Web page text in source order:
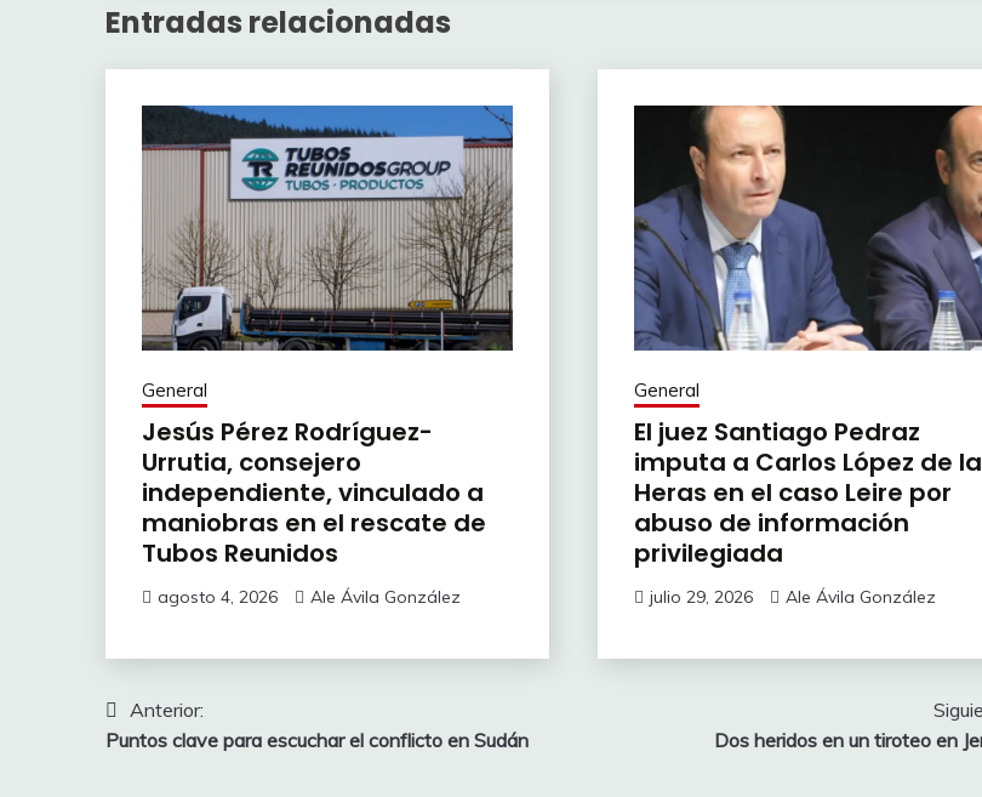
Entradas relacionadas
General
Jesús Pérez Rodríguez-
Urrutia, consejero
independiente, vinculado a
maniobras en el rescate de
Tubos Reunidos
agosto 4, 2026 Ale Ávila González
General
El juez Santiago Pedraz
imputa a Carlos López de
Heras en el caso Leire por
abuso de información
privilegiada
julio 29, 2026 Ale Ávila González
Navegación
de
Anterior:
Puntos clave para escuchar el conflicto en Sudán
Dos heridos en un tiroteo en